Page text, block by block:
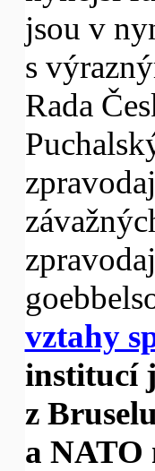
jsou v
s
Rada
vztahy
institucí
z
a